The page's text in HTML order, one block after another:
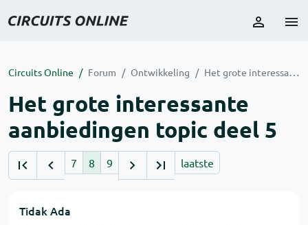
Circuits Online Forum Ontwikkeling Het grote interessante aanbiedingen topic deel 5
Het grote interessante
aanbiedingen topic deel 5
7 8 9 laatste
Tidak Ada